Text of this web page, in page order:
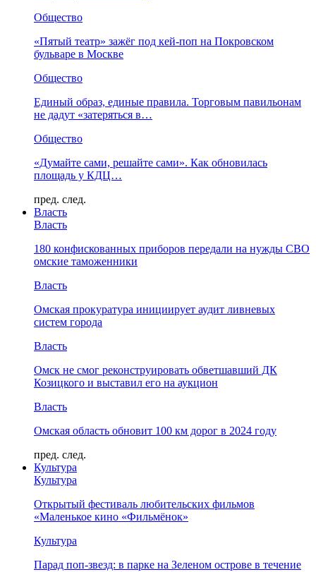
Общество
«Пятый театр» зажёг под кей-поп на Покровском
бульваре в Москве
Общество
Единый образ, единые правила. Торговым павильонам
не дадут «затеряться в…
Общество
«Думайте сами, решайте сами». Как обновилась
площадь у КДЦ…
пред. след.
Власть
Власть
180 конфискованных приборов передали на нужды СВО
омские таможенники
Власть
Омская прокуратура инициирует аудит ливневых
систем города
Власть
Омск не смог реконструировать обветшавший ДК
Козицкого и выставил его на аукцион
Власть
Омская область обновит 100 км дорог в 2024 году
пред. след.
Культура
Культура
Открытый фестиваль любительских фильмов
«Маленькое кино «Фильмёнок»
Культура
Парад поп-звезд: в парке на Зеленом острове в течение